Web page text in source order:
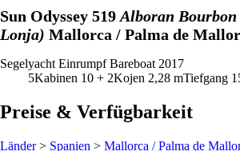
Sun Odyssey 519 Alboran
Lonja) Mallorca / Palma de
Segelyacht Einrumpf Bareboat 2017
5Kabinen 10 + 2Kojen 2,28 mTiefgang
Preise & Verfügbarkeit
Länder> Spanien > Mallorca / Palma de